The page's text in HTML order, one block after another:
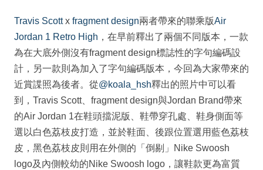
Travis Scottx fragment design兩者帶來的聯乘版Air
Jordan 1 Retro High ，在早前釋出了兩個不同版本，一款
為在大底外側沒有fragment design標誌性的字句編碼設
計，另一款則為加入了字句編碼版本，今回為大家帶來的
近賞諜照為後者。從@koala_hsh釋出的照片中可以看
到，Travis Scott、fragment design與Jordan Brand帶來
的Air Jordan 1在鞋頭擋泥版、鞋帶穿孔處、鞋身側面等
選以白色荔枝皮打造，並於鞋面、後跟位置選用藍色荔枝
皮，黑色荔枝皮則用在外側的「倒剔」Nike Swoosh
logo及內側較幼的Nike Swoosh logo，讓鞋款更為富質